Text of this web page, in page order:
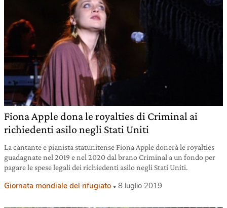
Fiona Apple dona le royalties di Criminal ai
richiedenti asilo negli Stati Uniti
La cantante e pianista statunitense Fiona Apple donerà le royalties
guadagnate nel 2019 e nel 2020 dal brano Criminal a un fondo per
pagare le spese legali dei richiedenti asilo negli Stati Uniti.
Giornata mondiale del rifugiato 8 luglio 2019